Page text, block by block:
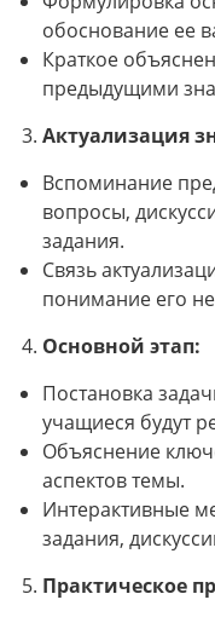
обоснование ее
Краткое
предыдущими
Актуализация
Вспоминание
вопросы,
задания.
Связь
понимание его
Основной этап:
Постановка
учащиеся будут
Объяснение
аспектов темы.
Интерактивные
задания,
Практическое